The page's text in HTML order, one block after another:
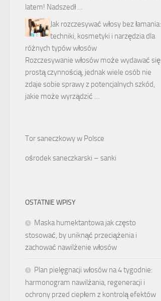
latem! Nadszedł …
Jak rozczesywać włosy bez łamania:
techniki, kosmetyki i narzędzia dla
różnych typów włosów
Rozczesywanie włosów może wydawać się
prostą czynnością, jednak wiele osób nie
zdaje sobie sprawy z potencjalnych szkód,
jakie może wyrządzić …
Tor saneczkowy w Polsce
ośrodek saneczkarski – sanki
OSTATNIE WPISY
Maska humektantowa jak często
stosować, by uniknąć przeciążenia i
zachować nawilżenie włosów
Plan pielęgnacji włosów na 4 tygodnie:
harmonogram nawilżania, regeneracji i
ochrony przed ciepłem z kontrolą efektów